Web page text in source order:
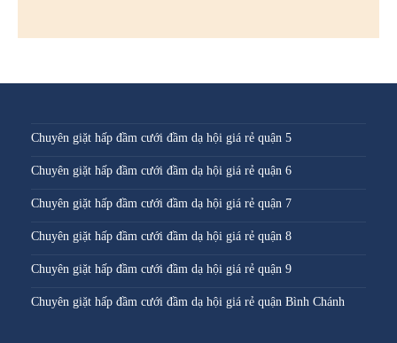
Chuyên giặt hấp đầm cưới đầm dạ hội giá rẻ quận 5
Chuyên giặt hấp đầm cưới đầm dạ hội giá rẻ quận 6
Chuyên giặt hấp đầm cưới đầm dạ hội giá rẻ quận 7
Chuyên giặt hấp đầm cưới đầm dạ hội giá rẻ quận 8
Chuyên giặt hấp đầm cưới đầm dạ hội giá rẻ quận 9
Chuyên giặt hấp đầm cưới đầm dạ hội giá rẻ quận Bình Chánh